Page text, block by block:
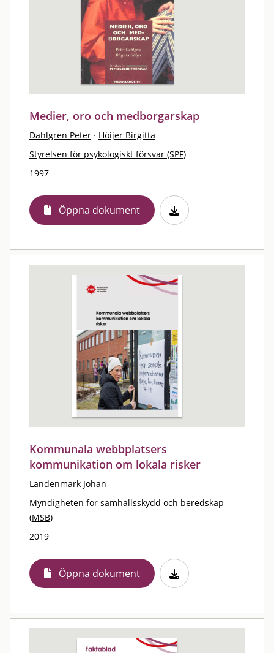
Medier, oro och medborgarskap
Dahlgren Peter · Höijer Birgitta
Styrelsen för psykologiskt försvar (SPF)
1997
Öppna dokument
Kommunala webbplatsers
kommunikation om lokala risker
Landenmark Johan
Myndigheten för samhällsskydd och beredskap
(MSB)
2019
Öppna dokument